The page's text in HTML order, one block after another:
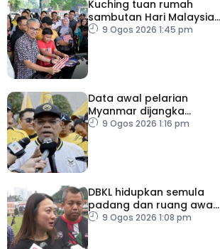
Kuching tuan rumah
sambutan Hari Malaysia
20269 Ogos 2026 1:45 pm
Data awal pelarian
Myanmar dijangka
diperoleh suku keempat
9 Ogos 2026 1:16 pm
DBKL hidupkan semula
padang dan ruang awam
untuk semua golongan
9 Ogos 2026 1:08 pm